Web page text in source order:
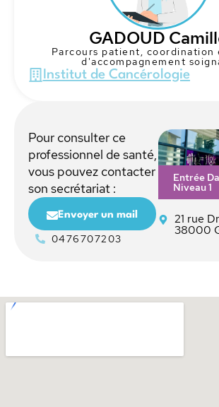
GADOUD
Parcours patient, coordination
d'accompagnement
Institut de Cancérologie
Pour consulter ce
professionnel de santé,
vous pouvez contacter
son secrétariat :
Envoyer un mail
0476707203
Entrée
Niveau 1
21 rue
38000